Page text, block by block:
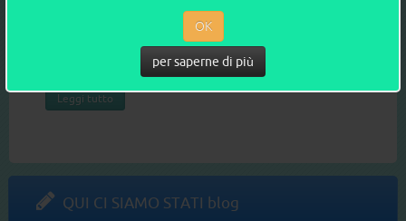
OK
per saperne di più
proprio bene, con un titolo che cattura. Tienimi stretto, ma
lasciami andare tocca immediatamente le corde emotive.
Sottotitolo: L’adolescen...
Leggi tutto
QUI CI SIAMO STATI blog